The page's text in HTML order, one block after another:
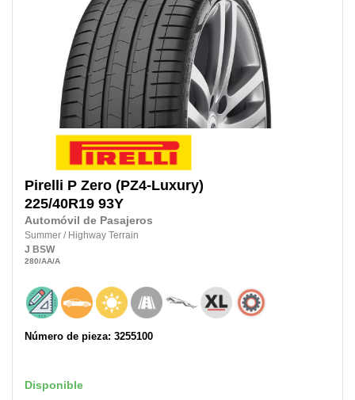
Pirelli P Zero (PZ4-Luxury)
225/40R19 93Y
Automóvil de Pasajeros
Summer / Highway Terrain
J BSW
280/AA/A
Número de pieza: 3255100
Disponible